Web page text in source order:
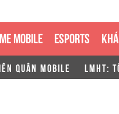
MOBILE ESPORTS
QUÂN MOBILE LMHT: